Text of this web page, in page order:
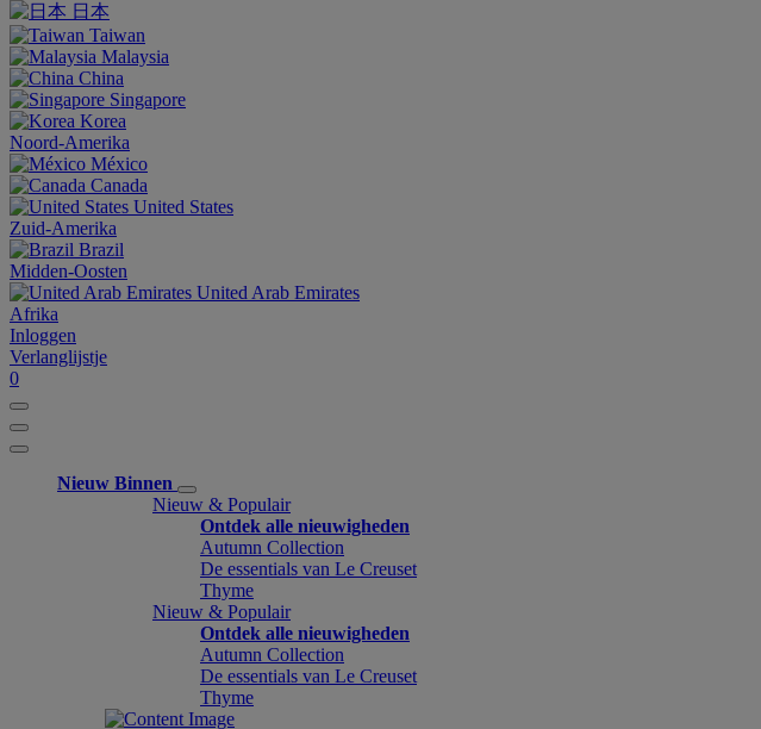
日本
Taiwan
Malaysia
China
Singapore
Korea
Noord-Amerika
México
Canada
United States
Zuid-Amerika
Brazil
Midden-Oosten
United Arab Emirates
Afrika
Inloggen
Verlanglijstje
0
Nieuw Binnen
Nieuw & Populair
Ontdek alle nieuwigheden
Autumn Collection
De essentials van Le Creuset
Thyme
Nieuw & Populair
Ontdek alle nieuwigheden
Autumn Collection
De essentials van Le Creuset
Thyme